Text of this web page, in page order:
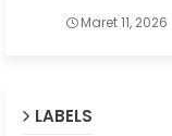
Maret 11, 2026
LABELS